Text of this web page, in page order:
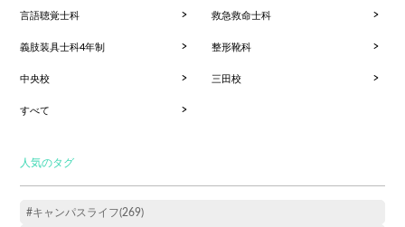
言語聴覚士科 救急救命士科
義肢装具士科4年制 整形靴科
中央校 三田校
すべて
人気のタグ
#キャンパスライフ(269)